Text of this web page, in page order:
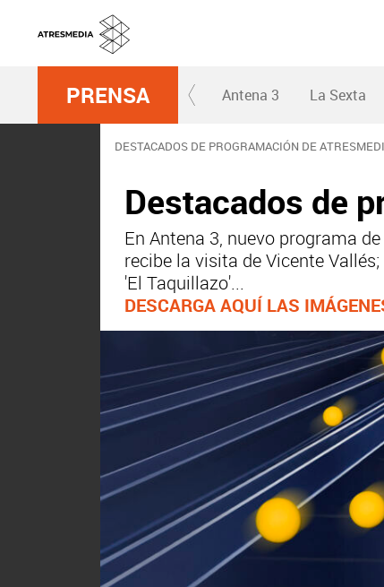
PRENSA Antena 3 La Sexta
DESTACADOS DE PROGRAMACIÓN DE
Destacados de
En Antena 3, nuevo programa
recibe la visita de Vicente
'El Taquillazo'...
DESCARGA AQUÍ LAS